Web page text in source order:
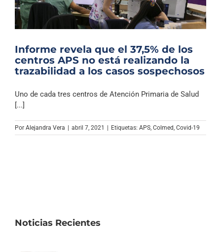
Informe revela que el 37,5% de los
centros APS no está realizando la
trazabilidad a los casos sospechosos
Uno de cada tres centros de Atención Primaria de Salud
[...]
Por Alejandra Vera | abril 7, 2021 | Etiquetas: APS Colmed Covid-19
Noticias Recientes